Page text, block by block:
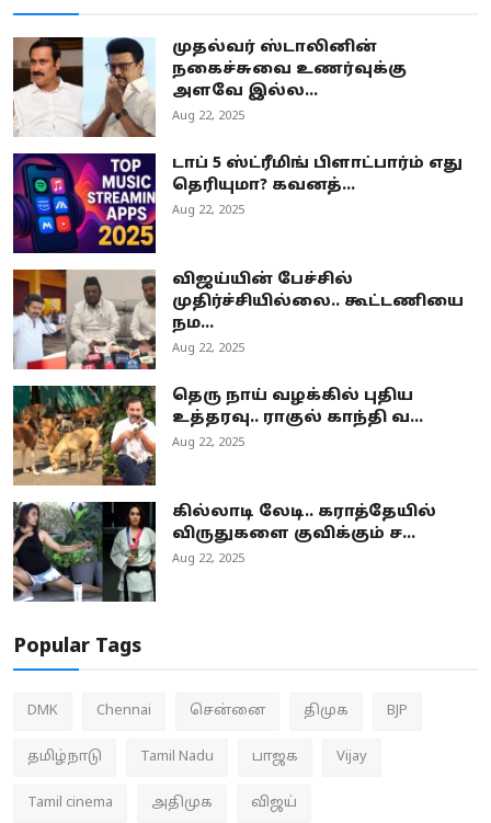
முதல்வர் ஸ்டாலினின்
நகைச்சுவை உணர்வுக்கு
அளவே இல்ல...
Aug 22, 2025
டாப் 5 ஸ்ட்ரீமிங் பிளாட்பார்ம் எது
தெரியுமா? கவனத்...
Aug 22, 2025
விஜய்யின் பேச்சில்
முதிர்ச்சியில்லை.. கூட்டணியை
நம...
Aug 22, 2025
தெரு நாய் வழக்கில் புதிய
உத்தரவு.. ராகுல் காந்தி வ...
Aug 22, 2025
கில்லாடி லேடி.. கராத்தேயில்
விருதுகளை குவிக்கும் ச...
Aug 22, 2025
Popular Tags
DMK Chennai சென்னை திமுக BJP
தமிழ்நாடு Tamil Nadu பாஜக Vijay
Tamil cinema அதிமுக விஜய்